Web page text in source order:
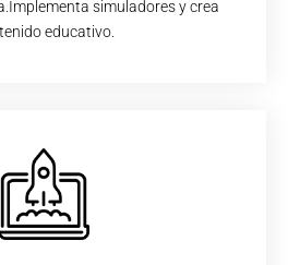
simuladores y crea
educativo.